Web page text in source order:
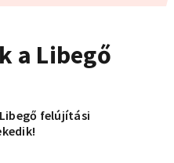
a Libegő
felújítási